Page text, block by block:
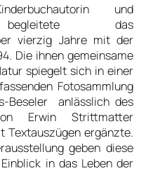
und
begleitete das
vierzig Jahre mit der
Die ihnen gemeinsame
spiegelt sich in einer
Fotosammlung
Beseler anlässlich des
Erwin Strittmatter
Textauszügen ergänzte.
geben diese
in das Leben der